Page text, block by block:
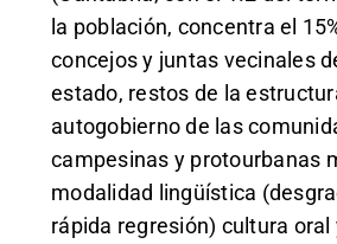
la población, concentra el
concejos y juntas vecinales
estado, restos de la
autogobierno de las
campesinas y protourbanas
modalidad lingüística
rápida regresión) cultura